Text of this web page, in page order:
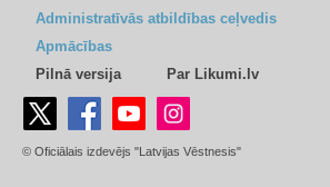
Administratīvās atbildības ceļvedis
Apmācības
Pilnā versija
Par Likumi.lv
© Oficiālais izdevējs "Latvijas Vēstnesis"